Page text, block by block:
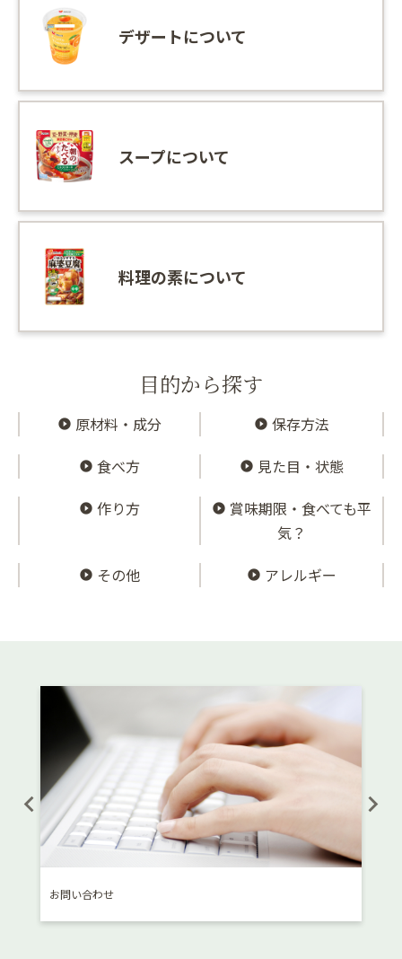
デザートについて
スープについて
料理の素について
目的から探す
原材料・成分
保存方法
食べ方
見た目・状態
作り方
賞味期限・食べても平
気？
その他
アレルギー
お問い合わせ